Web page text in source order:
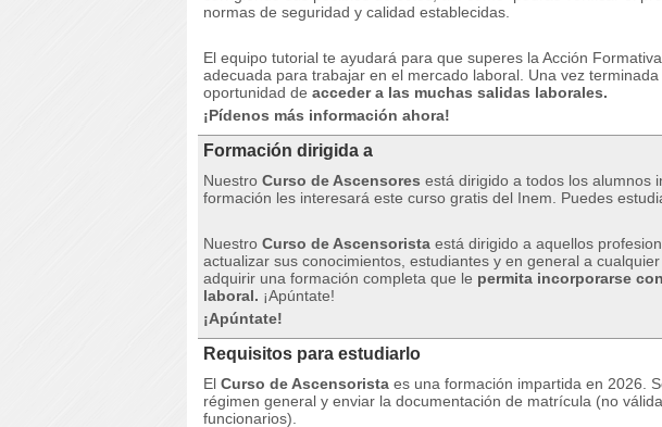
normas de seguridad y calidad establecidas.
El equipo tutorial te ayudará para que superes la Acción
adecuada para trabajar en el mercado laboral. Una vez
oportunidad de acceder a las muchas salidas laborales.
¡Pídenos más información ahora!
Formación dirigida a
Nuestro Curso de Ascensores está dirigido a todos los alumnos
formación les interesará este curso gratis del Inem. Puedes
Nuestro Curso de Ascensorista está dirigido a aquellos
actualizar sus conocimientos, estudiantes y en general a
adquirir una formación completa que le permita incorporarse
laboral. ¡Apúntate!
¡Apúntate!
Requisitos para estudiarlo
El Curso de Ascensorista es una formación impartida en 2026.
régimen general y enviar la documentación de matrícula (no
funcionarios).